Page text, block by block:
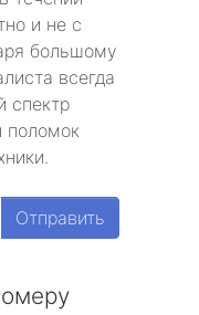
и не с
большому
всегда
спектр
поломок
Отправить